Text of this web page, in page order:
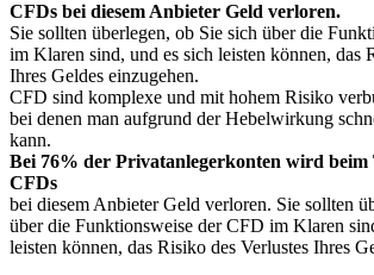
CFDs bei diesem Anbieter Geld verloren.
Sie sollten überlegen, ob Sie sich über die
im Klaren sind, und es sich leisten können, das
Ihres Geldes einzugehen.
CFD sind komplexe und mit hohem Risiko
bei denen man aufgrund der Hebelwirkung
kann.
Bei 76% der Privatanlegerkonten wird beim
CFDs
bei diesem Anbieter Geld verloren. Sie sollten
über die Funktionsweise der CFD im Klaren
leisten können, das Risiko des Verlustes Ihres